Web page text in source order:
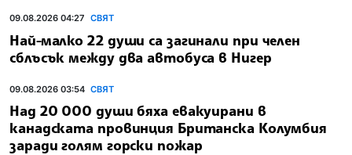
09.08.2026 04:27 СВЯТ
Най-малко 22 души са загинали при челен
сблъсък между два автобуса в Нигер
09.08.2026 03:54 СВЯТ
Над 20 000 души бяха евакуирани в
канадската провинция Британска Колумбия
заради голям горски пожар